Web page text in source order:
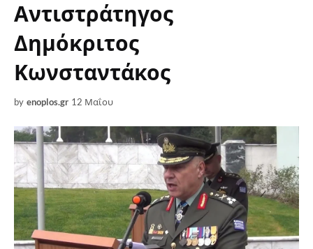
Αντιστράτηγος
Δημόκριτος
Κωνσταντάκος
by enoplos.gr 12 Μαΐου